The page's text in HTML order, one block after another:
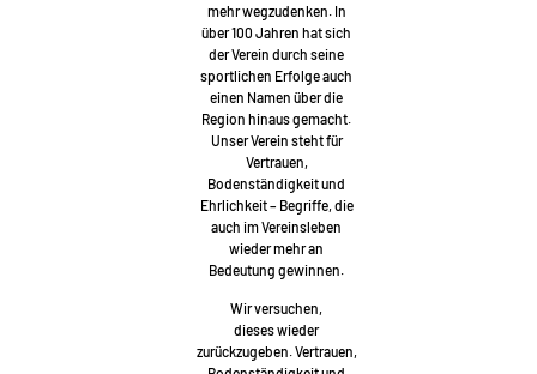
mehr wegzudenken. In
über 100 Jahren hat sich
der Verein durch seine
sportlichen Erfolge auch
einen Namen über die
Region hinaus gemacht.
Unser Verein steht für
Vertrauen,
Bodenständigkeit und
Ehrlichkeit – Begriffe, die
auch im Vereinsleben
wieder mehr an
Bedeutung gewinnen.
Wir versuchen,
dieses wieder
zurückzugeben. Vertrauen,